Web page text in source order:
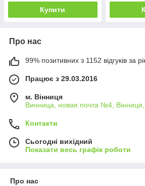
Купити
Про нас
99% позитивних з 1152 відгуків за
Працює з 29.03.2016
м. Вінниця
Винница, новая почта №4, Вінниця,
Контакти
Сьогодні вихідний
Показати весь графік роботи
Про нас